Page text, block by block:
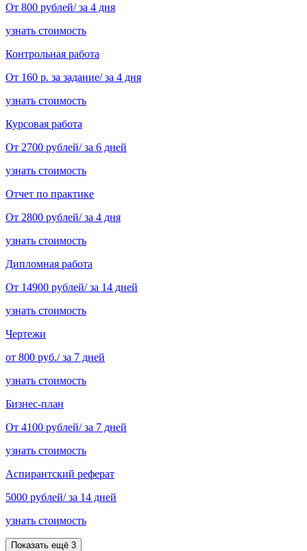
От 800 рублей/ за 4 дня
узнать стоимость
Контрольная работа
От 160 р. за задание/ за 4 дня
узнать стоимость
Курсовая работа
От 2700 рублей/ за 6 дней
узнать стоимость
Отчет по практике
От 2800 рублей/ за 4 дня
узнать стоимость
Дипломная работа
От 14900 рублей/ за 14 дней
узнать стоимость
Чертежи
от 800 руб./ за 7 дней
узнать стоимость
Бизнес-план
От 4100 рублей/ за 7 дней
узнать стоимость
Аспирантский реферат
5000 рублей/ за 14 дней
узнать стоимость
Показать ещё 3